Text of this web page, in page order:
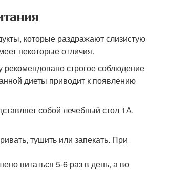
которые раздражают слизистую
некоторые отличия.
строгое соблюдение
диеты приводит к появлению
собой лечебный стол 1А.
тушить или запекать. При
питаться 5-6 раз в день, а во